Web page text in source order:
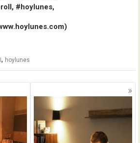
#hoylunes,
, hoylunes